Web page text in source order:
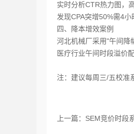
实时分析CTR热力图，
发现CPA突增50%需4
四、降本增效案例
河北机械厂采用"午间降
医疗行业午间时段溢价
注：建议每周三/五校准
上一篇：SEM竞价时